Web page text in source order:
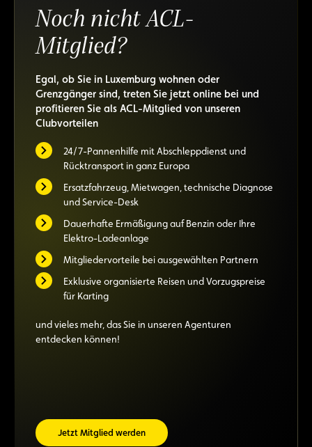
Noch nicht ACL-
Mitglied?
Egal, ob Sie in Luxemburg wohnen oder
Grenzgänger sind, treten Sie jetzt online bei und
profitieren Sie als ACL-Mitglied von unseren
Clubvorteilen
24/7-Pannenhilfe mit Abschleppdienst und
Rücktransport in ganz Europa
Ersatzfahrzeug, Mietwagen, technische Diagnose
und Service-Desk
Dauerhafte Ermäßigung auf Benzin oder Ihre
Elektro-Ladeanlage
Mitgliedervorteile bei ausgewählten Partnern
Exklusive organisierte Reisen und Vorzugspreise
für Karting
und vieles mehr, das Sie in unseren Agenturen
entdecken können!
Jetzt Mitglied werden